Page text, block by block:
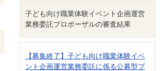
子ども向け職業体験イベント企画運営
業務委託プロポーザルの審査結果
【募集終了】子ども向け職業体験イベ
ント企画運営業務委託に係る公募型プ